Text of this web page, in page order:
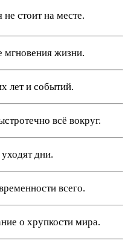
стоит на месте.
мгновения жизни.
лет и событий.
всё вокруг.
дни.
всего.
о хрупкости мира.